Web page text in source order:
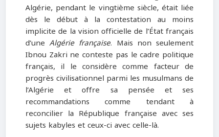
Algérie, pendant le vingtième siècle, était liée
dès le début à la contestation au moins
implicite de la vision officielle de l’État français
d’uneAlgérie française. Mais non seulement
Ibnou Zakri ne conteste pas le cadre politique
français, il le considère comme facteur de
progrès civilisationnel parmi les musulmans de
l’Algérie et offre sa pensée et ses
recommandations comme tendant à
reconcilier la République française avec ses
sujets kabyles et ceux-ci avec celle-là.